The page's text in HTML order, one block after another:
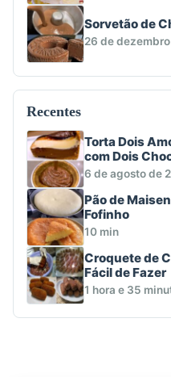
Sorvetão de
26 de
Recentes
Torta Dois
com Dois
6 de agosto de
Pão de
Fofinho
10 min
Croquete de
Fácil de Fazer
1 hora e 35